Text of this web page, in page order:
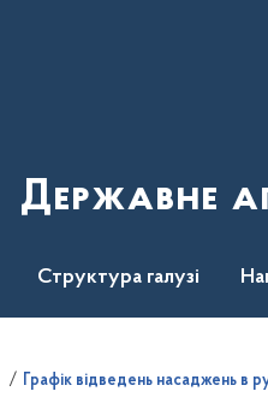
Державне
Структура галузі
Графік відведень насаджень в